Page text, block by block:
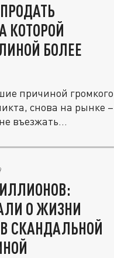
КОТОРОЙ
БОЛЕЕ
причиной громкого
снова на рынке –
въезжать...
О ЖИЗНИ
СКАНДАЛЬНОЙ